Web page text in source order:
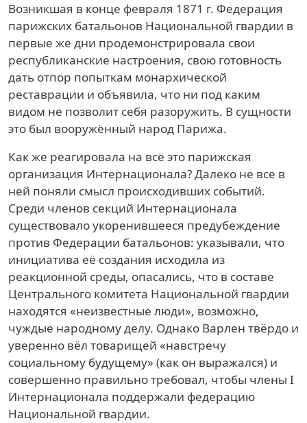
Возникшая в конце февраля 1871 г. Федерация
парижских батальонов Национальной гвардии в
первые же дни продемонстрировала свои
республиканские настроения, свою готовность
дать отпор попыткам монархической
реставрации и объявила, что ни под каким
видом не позволит себя разоружить. В сущности
это был вооружённый народ Парижа.
Как же реагировала на всё это парижская
организация Интернационала? Далеко не все в
ней поняли смысл происходивших событий.
Среди членов секций Интернационала
существовало укоренившееся предубеждение
против Федерации батальонов: указывали, что
инициатива её создания исходила из
реакционной среды, опасались, что в составе
Центрального комитета Национальной гвардии
находятся «неизвестные люди», возможно,
чуждые народному делу. Однако Варлен твёрдо и
уверенно вёл товарищей «навстречу
социальному будущему» (как он выражался) и
совершенно правильно требовал, чтобы члены I
Интернационала поддержали федерацию
Национальной гвардии.